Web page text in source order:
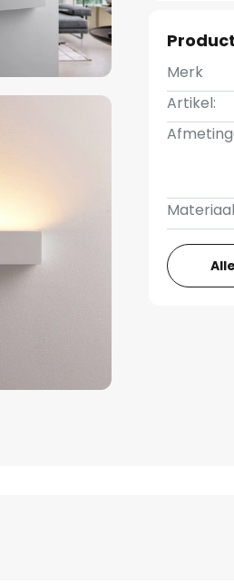
Merk
Artikel: